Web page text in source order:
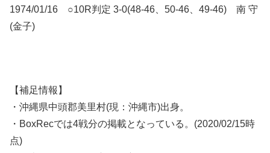
1974/01/16 ○10R判定 3-0(48-46、50-46、49-46) 南 守
(金子)
【補足情報】
・沖縄県中頭郡美里村(現：沖縄市)出身。
・BoxRecでは4戦分の掲載となっている。(2020/02/15時
点)